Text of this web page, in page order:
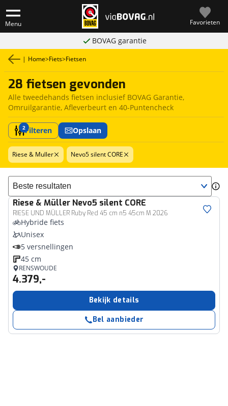
Menu Favorieten
BOVAG garantie
| Home>Fiets>Fietsen
28 fietsen gevonden
Alle tweedehands fietsen inclusief BOVAG Garantie,
Omruilgarantie, Afleverbeurt en 40-Puntencheck
2Filteren Opslaan
Riese & Muller Nevo5 silent CORE
Sorteer resultaten
Riese & Müller Nevo5 silent CORE
RIESE UND MÜLLER Ruby Red 45 cm n5 45cm M 2026
Hybride fiets
Unisex
5 versnellingen
45 cm
RENSWOUDE
4.379,-
Bekijk details
Bel aanbieder